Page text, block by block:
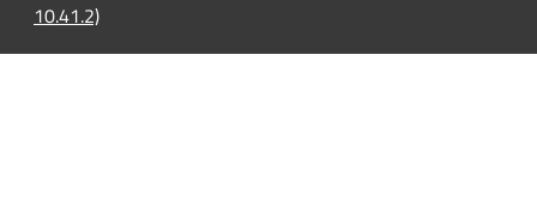
10.41.2)